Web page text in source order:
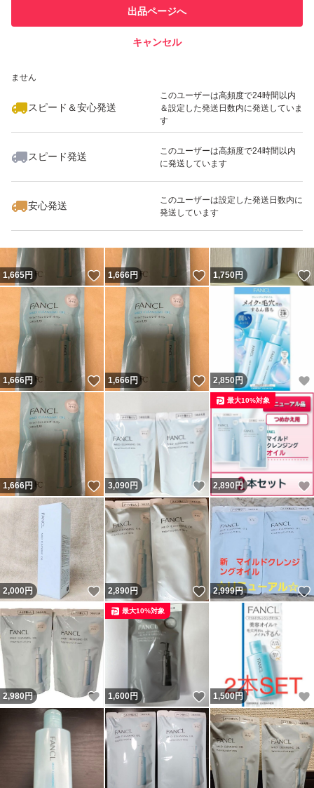
での取引実績があります
ません
スピード＆安心発送
このユーザーは高頻度で24時間以内
＆設定した発送日数内に発送していま
す
スピード発送
このユーザーは高頻度で24時間以内
に発送しています
安心発送
このユーザーは設定した発送日数内に
発送しています
出品ページへ
キャンセル
いいね！
1,666
1,665円 いいね！
1,666円 いいね！
1,750円
1,666円 いいね！
1,666円 いいね！
2,850円
1,666円 いいね！
3,090円 いいね！
2,890 円
最大10%対象
2,000円 いいね！
2,890円 いいね！
2,999円
2,980円 いいね！
1,600円 いいね！
最大10%対象
1,500円